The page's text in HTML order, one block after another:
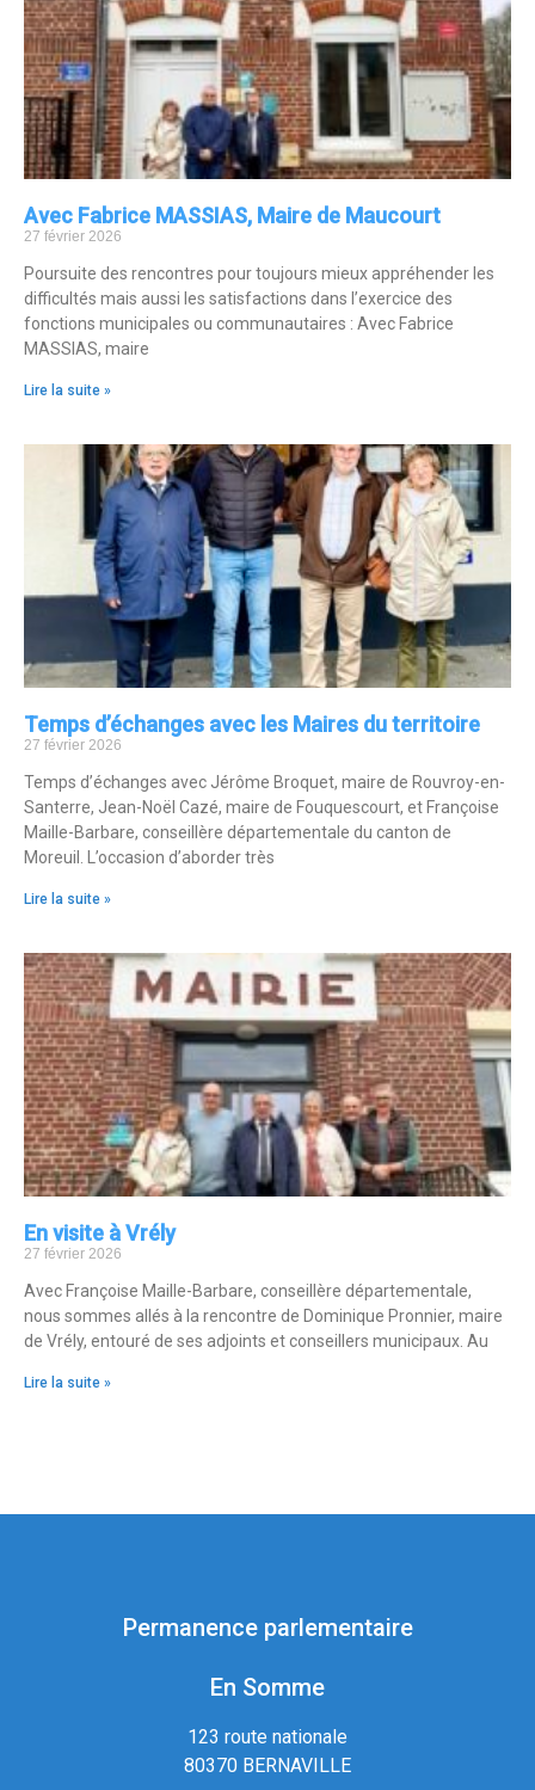
Avec Fabrice MASSIAS, Maire de Maucourt
27 février 2026
Poursuite des rencontres pour toujours mieux appréhender les
difficultés mais aussi les satisfactions dans l’exercice des
fonctions municipales ou communautaires : Avec Fabrice
MASSIAS, maire
Lire la suite »
Temps d’échanges avec les Maires du territoire
27 février 2026
Temps d’échanges avec Jérôme Broquet, maire de Rouvroy-en-
Santerre, Jean-Noël Cazé, maire de Fouquescourt, et Françoise
Maille-Barbare, conseillère départementale du canton de
Moreuil. L’occasion d’aborder très
Lire la suite »
En visite à Vrély
27 février 2026
Avec Françoise Maille-Barbare, conseillère départementale,
nous sommes allés à la rencontre de Dominique Pronnier, maire
de Vrély, entouré de ses adjoints et conseillers municipaux. Au
Lire la suite »
Permanence parlementaire
En Somme
123 route nationale
80370 BERNAVILLE